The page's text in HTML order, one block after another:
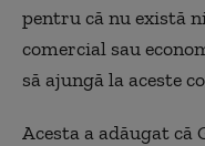
pentru că nu există
comercial sau
să ajungă la aceste
Acesta a adăugat că